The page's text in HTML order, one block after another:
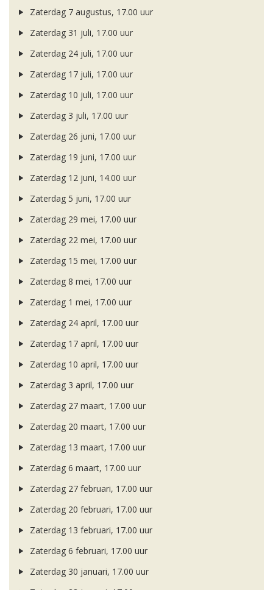
Zaterdag 7 augustus, 17.00 uur
Zaterdag 31 juli, 17.00 uur
Zaterdag 24 juli, 17.00 uur
Zaterdag 17 juli, 17.00 uur
Zaterdag 10 juli, 17.00 uur
Zaterdag 3 juli, 17.00 uur
Zaterdag 26 juni, 17.00 uur
Zaterdag 19 juni, 17.00 uur
Zaterdag 12 juni, 14.00 uur
Zaterdag 5 juni, 17.00 uur
Zaterdag 29 mei, 17.00 uur
Zaterdag 22 mei, 17.00 uur
Zaterdag 15 mei, 17.00 uur
Zaterdag 8 mei, 17.00 uur
Zaterdag 1 mei, 17.00 uur
Zaterdag 24 april, 17.00 uur
Zaterdag 17 april, 17.00 uur
Zaterdag 10 april, 17.00 uur
Zaterdag 3 april, 17.00 uur
Zaterdag 27 maart, 17.00 uur
Zaterdag 20 maart, 17.00 uur
Zaterdag 13 maart, 17.00 uur
Zaterdag 6 maart, 17.00 uur
Zaterdag 27 februari, 17.00 uur
Zaterdag 20 februari, 17.00 uur
Zaterdag 13 februari, 17.00 uur
Zaterdag 6 februari, 17.00 uur
Zaterdag 30 januari, 17.00 uur